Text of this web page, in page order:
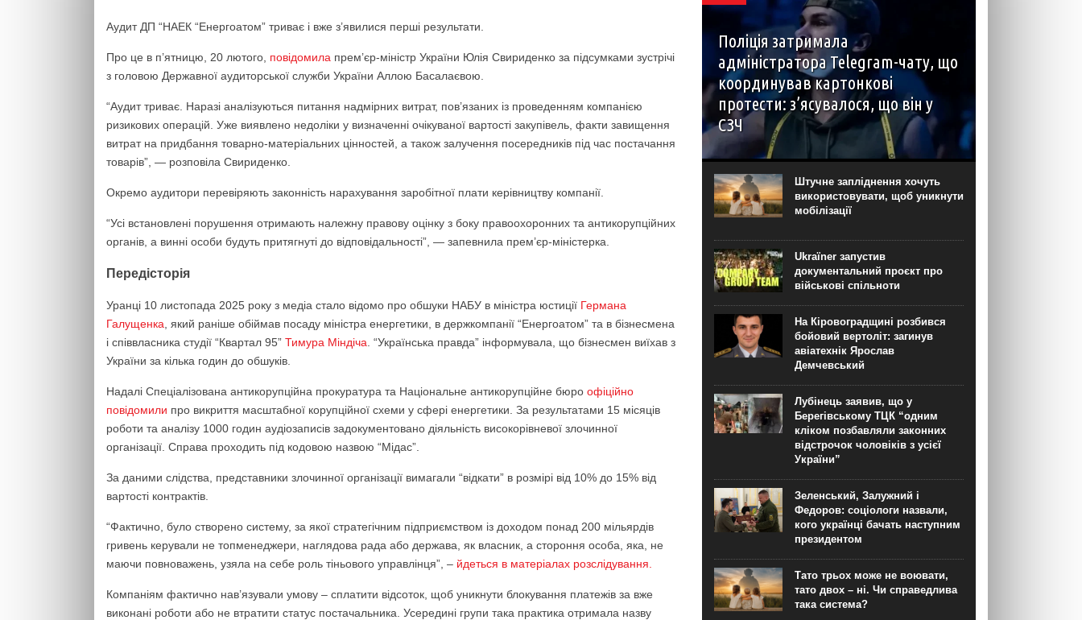
Аудит ДП “НАЕК “Енергоатом” триває і вже з’явилися перші результати.
Про це в п’ятницю, 20 лютого, повідомила прем’єр-міністр України Юлія Свириденко за підсумками зустрічі
з головою Державної аудиторської служби України Аллою Басалаєвою.
“Аудит триває. Наразі аналізуються питання надмірних витрат, пов’язаних із проведенням компанією
ризикових операцій. Уже виявлено недоліки у визначенні очікуваної вартості закупівель, факти завищення
витрат на придбання товарно-матеріальних цінностей, а також залучення посередників під час постачання
товарів”, — розповіла Свириденко.
Окремо аудитори перевіряють законність нарахування заробітної плати керівництву компанії.
“Усі встановлені порушення отримають належну правову оцінку з боку правоохоронних та антикорупційних
органів, а винні особи будуть притягнуті до відповідальності”, — запевнила прем’єр-міністерка.
Передісторія
Уранці 10 листопада 2025 року з медіа стало відомо про обшуки НАБУ в міністра юстиції Германа
Галущенка , який раніше обіймав посаду міністра енергетики, в держкомпанії “Енергоатом” та в бізнесмена
і співвласника студії “Квартал 95” Тимура Міндіча . “Українська правда” інформувала, що бізнесмен виїхав з
України за кілька годин до обшуків.
Надалі Спеціалізована антикорупційна прокуратура та Національне антикорупційне бюро офіційно
повідомили про викриття масштабної корупційної схеми у сфері енергетики. За результатами 15 місяців
роботи та аналізу 1000 годин аудіозаписів задокументовано діяльність високорівневої злочинної
організації. Справа проходить під кодовою назвою “Мідас”.
За даними слідства, представники злочинної організації вимагали “відкати” в розмірі від 10% до 15% від
вартості контрактів.
“Фактично, було створено систему, за якої стратегічним підприємством із доходом понад 200 мільярдів
гривень керували не топменеджери, наглядова рада або держава, як власник, а стороння особа, яка, не
маючи повноважень, узяла на себе роль тіньового управлінця”, – йдеться в матеріалах розслідування.
Компаніям фактично нав’язували умову – сплатити відсоток, щоб уникнути блокування платежів за вже
виконані роботи або не втратити статус постачальника. Усередині групи така практика отримала назву
Поліція затримала
адміністратора Telegram-чату, що
координував картонкові
протести: з’ясувалося, що він у
СЗЧ
Адміністратор телеграм-чату “Протест” Віталій
Камка, де координувались протести проти
відставки міністра оборони Михайла Федорова,
був затриманий поліцією, після чого його ресурс
був видалений з Telegram. Про це повідомляє
Центр...
Штучне запліднення хочуть
використовувати, щоб уникнути
мобілізації
Ukraїner запустив
документальний проєкт про
військові спільноти
На Кіровоградщині розбився
бойовий вертоліт: загинув
авіатехнік Ярослав
Демчевський
Лубінець заявив, що у
Берегівському ТЦК “одним
кліком позбавляли законних
відстрочок чоловіків з усієї
України”
Зеленський, Залужний і
Федоров: соціологи назвали,
кого українці бачать наступним
президентом
Тато трьох може не воювати,
тато двох – ні. Чи справедлива
така система?